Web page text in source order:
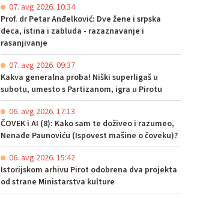
07. avg 2026. 10:34
Prof. dr Petar Anđelković: Dve žene i srpska
deca, istina i zabluda - razaznavanje i
rasanjivanje
07. avg 2026. 09:37
Kakva generalna proba! Niški superligaš u
subotu, umesto s Partizanom, igra u Pirotu
06. avg 2026. 17:13
ČOVEK i AI (8): Kako sam te doživeo i razumeo,
Nenade Paunoviću (Ispovest mašine o čoveku)?
06. avg 2026. 15:42
Istorijskom arhivu Pirot odobrena dva projekta
od strane Ministarstva kulture